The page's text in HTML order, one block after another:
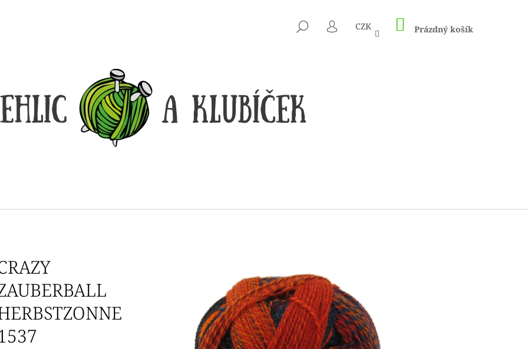
HLEDAT
PŘIHLÁŠENÍ
CZK NÁKUPNÍ
KOŠÍK
Prázdný košík
CO POTŘEBUJETE NAJÍT?
HLEDAT
Kč